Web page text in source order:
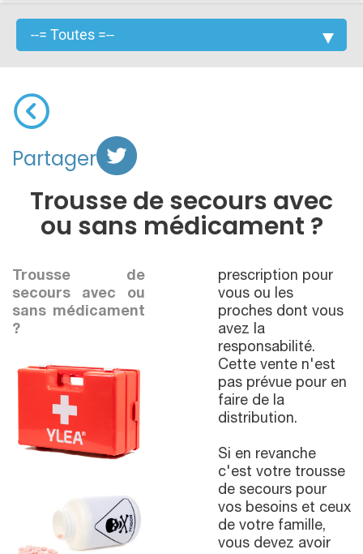
Partager
Trousse de secours avec
ou sans médicament ?
Trousse de
secours avec ou
sans médicament
?
prescription pour
vous ou les
proches dont vous
avez la
responsabilité.
Cette vente n'est
pas prévue pour en
faire de la
distribution.
Si en revanche
c'est votre trousse
de secours pour
vos besoins et ceux
de votre famille,
vous devez avoir